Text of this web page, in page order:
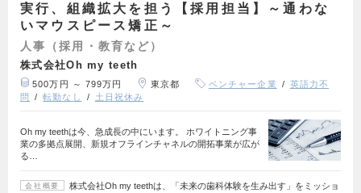
実行、組織拡大を担う【採用担当】～通わな
いマウスピース矯正～
人事（採用・教育など）
株式会社Oh my teeth
500万円 ～ 799万円 東京都 ベンチャー企業
英語力不
問
転勤なし 土日祝休み
Oh my teethは今、急成長の中にいます。 ホワイトニング事
業の多拠点展開、新規オフラインチャネルの開拓事業が広が
る…
会社概要
株式会社Oh my teethは、「未来の歯科体験を生み出す」をミッショ